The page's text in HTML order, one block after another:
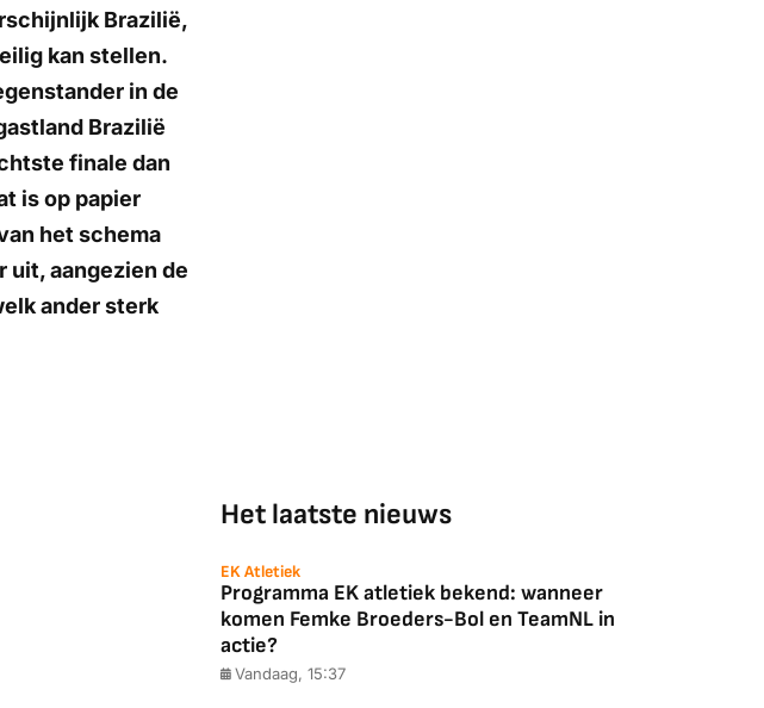
Brazilië,
kan stellen.
in de
Brazilië
finale dan
is op papier
het schema
uit, aangezien de
ander sterk
Het laatste nieuws
EK Atletiek
Programma EK atletiek bekend: wanneer
komen Femke Broeders-Bol en TeamNL in
actie?
Vandaag, 15:37